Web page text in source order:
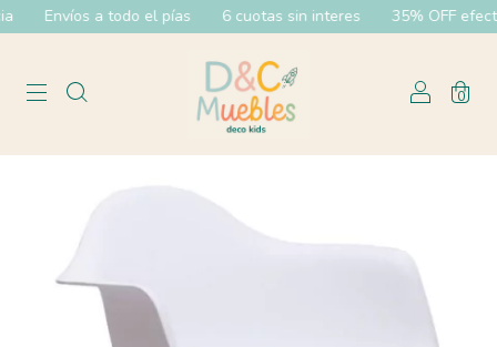
Envíos a todo el pías 6 cuotas sin interes 35% OFF
0